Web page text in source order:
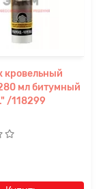
кровельный
мл битумный
/118299